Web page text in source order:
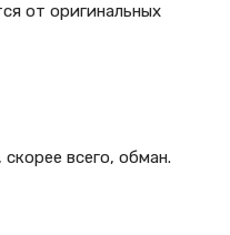
от оригинальных
всего, обман.